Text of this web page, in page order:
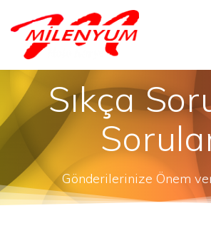
Sıkça
Gönderilerinize Önem